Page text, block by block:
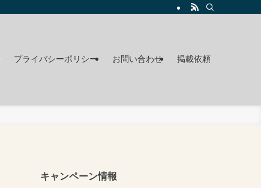
プライバシーポリシー お問い合わせ 掲載依頼
キャンペーン情報